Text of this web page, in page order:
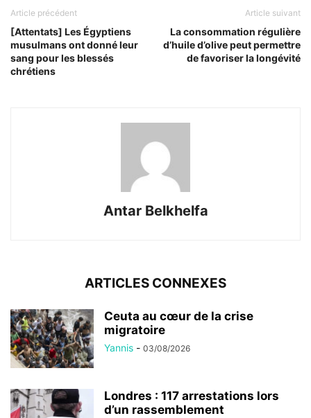
Article précédent
[Attentats] Les Égyptiens
musulmans ont donné leur
sang pour les blessés
chrétiens
Article suivant
La consommation régulière
d’huile d’olive peut permettre
de favoriser la longévité
Antar Belkhelfa
ARTICLES CONNEXES
Ceuta au cœur de la crise
migratoire
Yannis - 03/08/2026
Londres : 117 arrestations lors
d’un rassemblement